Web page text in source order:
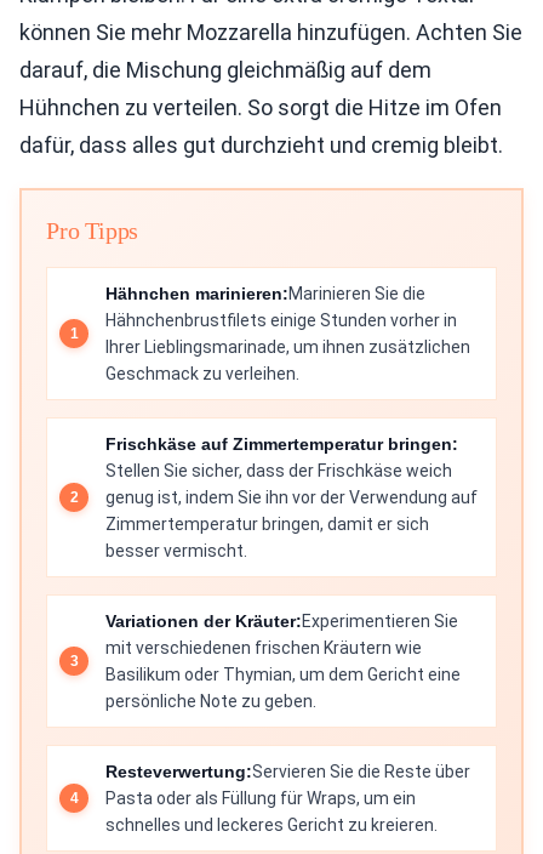
können Sie mehr Mozzarella hinzufügen. Achten Sie
darauf, die Mischung gleichmäßig auf dem
Hühnchen zu verteilen. So sorgt die Hitze im Ofen
dafür, dass alles gut durchzieht und cremig bleibt.
Pro Tipps
Hähnchen marinieren:Marinieren Sie die
Hähnchenbrustfilets einige Stunden vorher in
Ihrer Lieblingsmarinade, um ihnen zusätzlichen
Geschmack zu verleihen.
Frischkäse auf Zimmertemperatur bringen:
Stellen Sie sicher, dass der Frischkäse weich
genug ist, indem Sie ihn vor der Verwendung auf
Zimmertemperatur bringen, damit er sich
besser vermischt.
Variationen der Kräuter:Experimentieren Sie
mit verschiedenen frischen Kräutern wie
Basilikum oder Thymian, um dem Gericht eine
persönliche Note zu geben.
Resteverwertung:Servieren Sie die Reste über
Pasta oder als Füllung für Wraps, um ein
schnelles und leckeres Gericht zu kreieren.